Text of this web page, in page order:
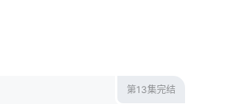
第13集完结